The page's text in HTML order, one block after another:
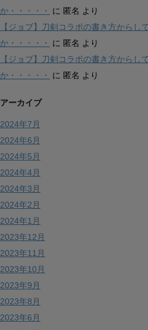
か・・・・・
に 匿名 より
【ジョブ】刀剣コラボの書き方からし
か・・・・・
に 匿名 より
【ジョブ】刀剣コラボの書き方からし
か・・・・・
に 匿名 より
アーカイブ
2024年7月
2024年6月
2024年5月
2024年4月
2024年3月
2024年2月
2024年1月
2023年12月
2023年11月
2023年10月
2023年9月
2023年8月
2023年6月